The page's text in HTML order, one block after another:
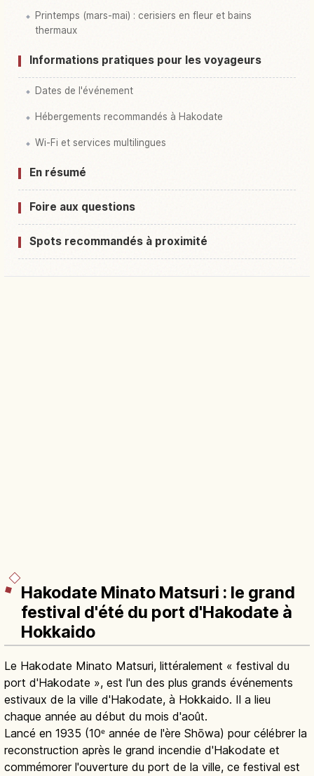
Printemps (mars-mai) : cerisiers en fleur et bains
thermaux
Informations pratiques pour les voyageurs
Dates de l'événement
Hébergements recommandés à Hakodate
Wi-Fi et services multilingues
En résumé
Foire aux questions
Spots recommandés à proximité
Hakodate Minato Matsuri : le grand
festival d'été du port d'Hakodate à
Hokkaido
Le Hakodate Minato Matsuri, littéralement « festival du
port d'Hakodate », est l'un des plus grands événements
estivaux de la ville d'Hakodate, à Hokkaido. Il a lieu
chaque année au début du mois d'août.
Lancé en 1935 (10ᵉ année de l'ère Shōwa) pour célébrer la
reconstruction après le grand incendie d'Hakodate et
commémorer l'ouverture du port de la ville, ce festival est